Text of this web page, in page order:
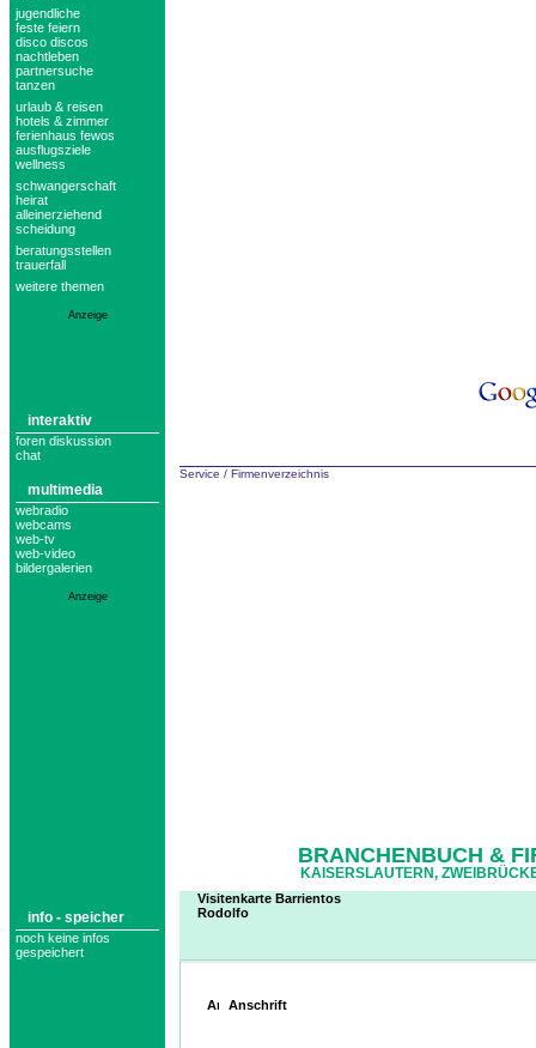
jugendliche
feste feiern
disco discos
nachtleben
partnersuche
tanzen
urlaub & reisen
hotels & zimmer
ferienhaus fewos
ausflugsziele
wellness
schwangerschaft
heirat
alleinerziehend
scheidung
beratungsstellen
trauerfall
weitere themen
Anzeige
interaktiv
foren diskussion
chat
multimedia
webradio
webcams
web-tv
web-video
bildergalerien
Anzeige
info - speicher
noch keine infos
gespeichert
Service / Firmenverzeichnis
BRANCHENBUCH &
KAISERSLAUTERN,
Visitenkarte Barrientos
Rodolfo
Anschrift